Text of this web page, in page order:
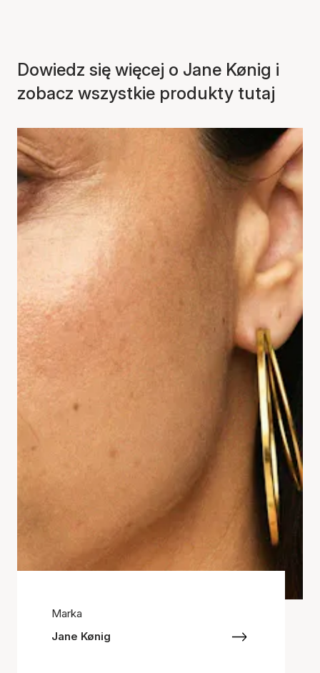
Dowiedz się więcej o Jane Kønig i
zobacz wszystkie produkty tutaj
Marka
Jane Kønig